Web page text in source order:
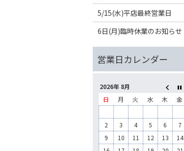
5/15(水)平店最終営業日
6日(月)臨時休業のお知らせ
2026年 8月
日
月 火 水 木 金
2
3 4 5 6 7
9
10 11 12 13 14